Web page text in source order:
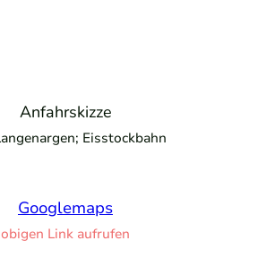
Anfahrskizze
Eisstockbahn
Googlemaps
obigen Link aufrufen